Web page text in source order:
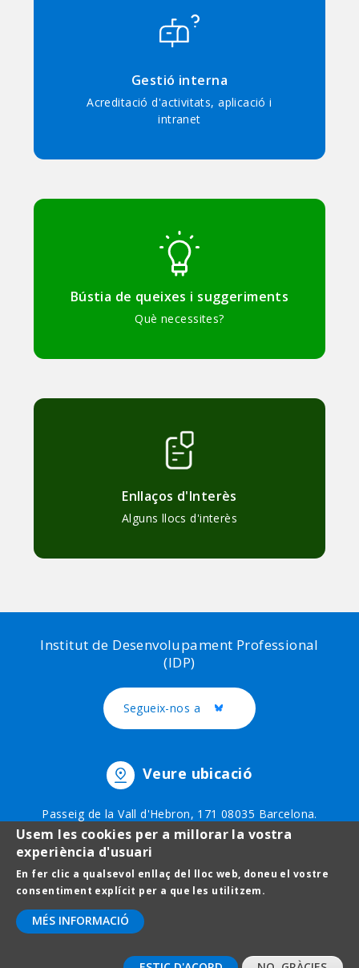
Gestió interna
Acreditació d'activitats, aplicació i
intranet
Bústia de queixes i suggeriments
Què necessites?
Enllaços d'Interès
Alguns llocs d'interès
Institut de Desenvolupament Professional
(IDP)
Segueix-nos a Twitter
Veure ubicació
Passeig de la Vall d'Hebron, 171 08035 Barcelona.
Telèfon: 93 403 51 75
Footer
menu
Avís legal
Protecció de dades
Usem les cookies per a millorar la vostra
experiència d'usuari
En fer clic a qualsevol enllaç del lloc web, doneu el vostre
consentiment explícit per a que les utilitzem.
MÉS INFORMACIÓ